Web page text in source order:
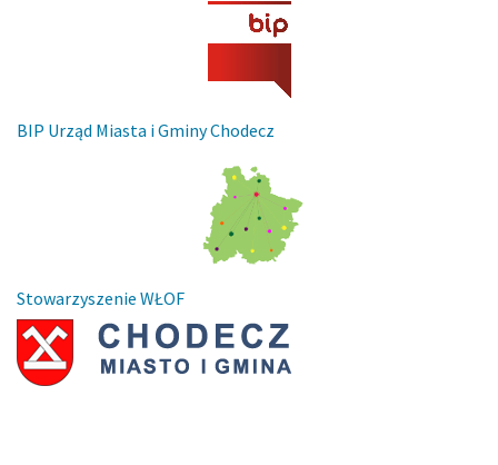
BIP Urząd Miasta i Gminy Chodecz
Stowarzyszenie WŁOF